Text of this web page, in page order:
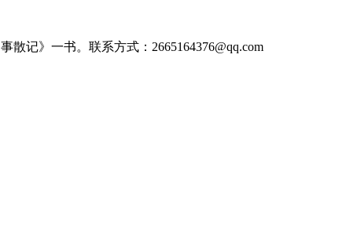
记》一书。联系方式：2665164376@qq.com